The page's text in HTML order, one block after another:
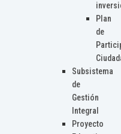
Plan
de
Subsistema
de
Gestión
Integral
Proyecto